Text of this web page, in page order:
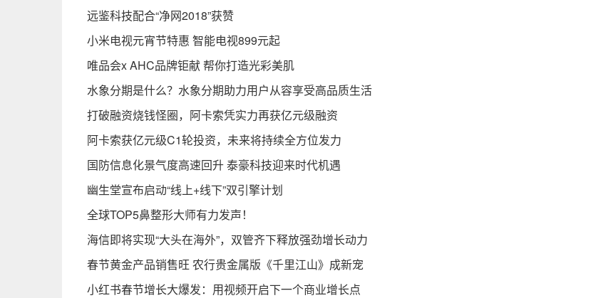
远鉴科技配合“净网2018”获赞
小米电视元宵节特惠 智能电视899元起
唯品会x AHC品牌钜献 帮你打造光彩美肌
水象分期是什么？水象分期助力用户从容享受高品质生活
打破融资烧钱怪圈，阿卡索凭实力再获亿元级融资
阿卡索获亿元级C1轮投资，未来将持续全方位发力
国防信息化景气度高速回升 泰豪科技迎来时代机遇
幽生堂宣布启动“线上+线下”双引擎计划
全球TOP5鼻整形大师有力发声！
海信即将实现“大头在海外”，双管齐下释放强劲增长动力
春节黄金产品销售旺 农行贵金属版《千里江山》成新宠
小红书春节增长大爆发：用视频开启下一个商业增长点